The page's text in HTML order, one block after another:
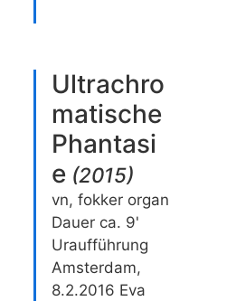
Ultrachro
matische
Phantasi
e (2015)
vn, fokker organ
Dauer ca. 9'
Uraufführung
Amsterdam,
8.2.2016 Eva